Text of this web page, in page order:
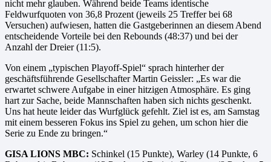
nicht mehr glauben. Während beide Teams identische
Feldwurfquoten von 36,8 Prozent (jeweils 25 Treffer bei 68
Versuchen) aufwiesen, hatten die Gastgeberinnen an diesem Abend
entscheidende Vorteile bei den Rebounds (48:37) und bei der
Anzahl der Dreier (11:5).
Von einem „typischen Playoff-Spiel“ sprach hinterher der
geschäftsführende Gesellschafter Martin Geissler: „Es war die
erwartet schwere Aufgabe in einer hitzigen Atmosphäre. Es ging
hart zur Sache, beide Mannschaften haben sich nichts geschenkt.
Uns hat heute leider das Wurfglück gefehlt. Ziel ist es, am Samstag
mit einem besseren Fokus ins Spiel zu gehen, um schon hier die
Serie zu Ende zu bringen.“
GISA LIONS MBC: Schinkel (15 Punkte), Warley (14 Punkte, 6